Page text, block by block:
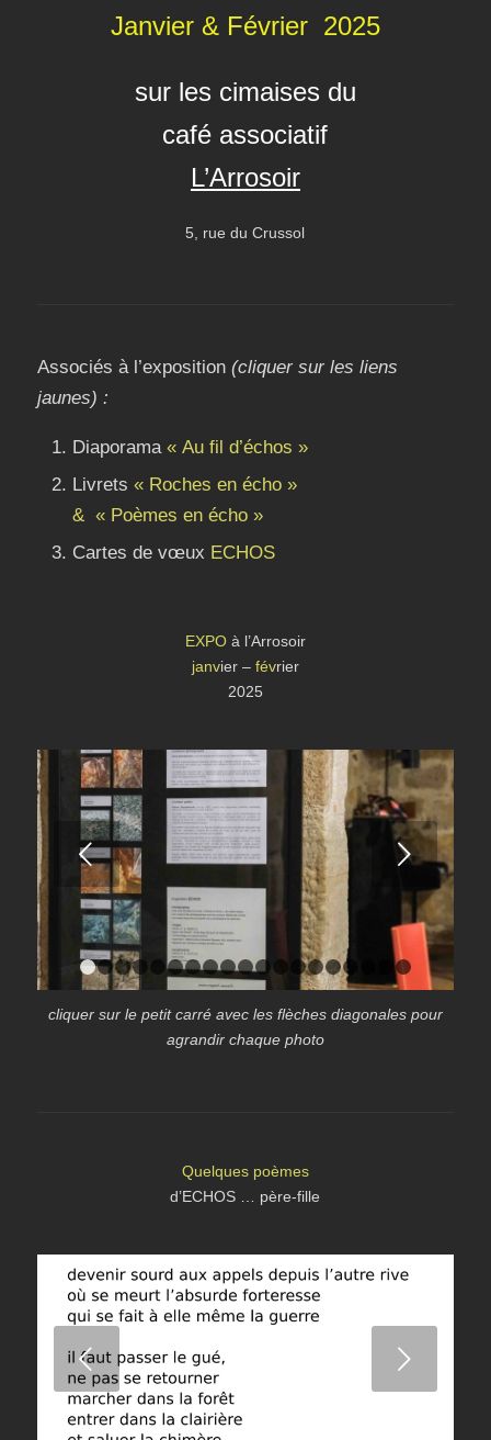
Janvier & Février 2025
sur les cimaises du
café associatif
L’Arrosoir
5, rue du Crussol
Associés à l’exposition(cliquer sur les liens
jaunes) :
Diaporama « Au fil d’échos »
Livrets « Roches en écho »
& « Poèmes en écho »
Cartes de vœux ECHOS
EXPOà l’Arrosoir
janvier – février
2025
Suivant
1 2 3 4 7 8 9 101112 1415
cliquer sur le petit carré avec les flèches diagonales pour
agrandir chaque photo
Quelques poèmes
d’ECHOS … père-fille
Suivant